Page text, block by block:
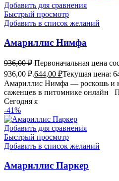
Добавить для сравнения
Быстрый просмотр
Добавить в список желаний
Амариллис Нимфа
936,00₽ Первоначальная цена
936,00 ₽.644,00 ₽Текущая цена:
Амариллис Нимфа — роскошь и
саженцев в питомнике онлайн
Сегодня я
-41%
Добавить для сравнения
Быстрый просмотр
Добавить в список желаний
Амариллис Паркер